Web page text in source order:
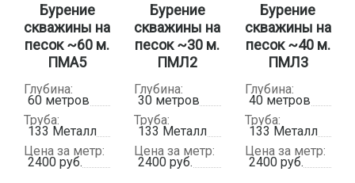
Бурение
скважины на
песок ~60 м.
ПМА5
Глубина:
60 метров
Труба:
133 Металл
Цена за метр:
2400 руб.
Бурение
скважины на
песок ~30 м.
ПМЛ2
Глубина:
30 метров
Труба:
133 Металл
Цена за метр:
2400 руб.
Бурение
скважины на
песок ~40 м.
ПМЛ3
Глубина:
40 метров
Труба:
133 Металл
Цена за метр:
2400 руб.